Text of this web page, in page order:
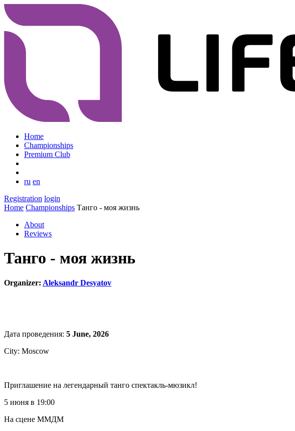
Home
Championships
Premium Club
ru en
Registration login
Home Championships Танго - моя жизнь
About
Reviews
Танго - моя жизнь
Organizer: Aleksandr Desyatov
Дата проведения: 5 June, 2026
City: Moscow
Приглашение на легендарный танго спектакль-мюзикл!
5 июня в 19:00
На сцене ММДМ